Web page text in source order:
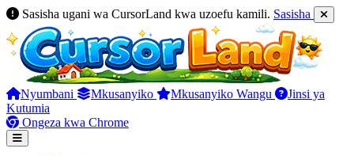
Sasisha ugani wa CursorLand kwa uzoefu kamili. Sasisha
Nyumbani Mkusanyiko Mkusanyiko Wangu
Jinsi ya
Kutumia
Ongeza kwa Chrome